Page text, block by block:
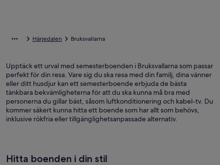
Härjedalen Bruksvallarna
Upptäck ett urval med semesterboenden i Bruksvallarna som passar
perfekt för din resa. Vare sig du ska resa med din familj, dina vänner
eller ditt husdjur kan ett semesterboende erbjuda de bästa
tänkbara bekvämligheterna för att du ska kunna må bra med
personerna du gillar bäst, såsom luftkonditionering och kabel-tv. Du
kommer säkert kunna hitta ett boende som har allt som behövs,
inklusive rökfria eller tillgänglighetsanpassade alternativ.
Hitta boenden i din stil